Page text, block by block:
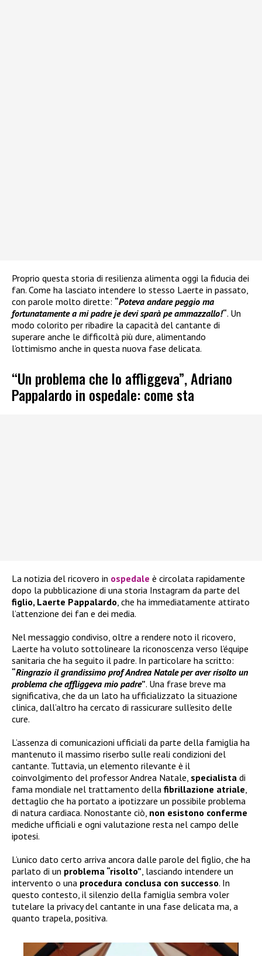
Proprio questa storia di resilienza alimenta oggi la fiducia dei
fan. Come ha lasciato intendere lo stesso Laerte in passato,
con parole molto dirette: “Poteva andare peggio ma
fortunatamente a mi padre je devi sparà pe ammazzallo!“. Un
modo colorito per ribadire la capacità del cantante di
superare anche le difficoltà più dure, alimentando
l’ottimismo anche in questa nuova fase delicata.
“Un problema che lo affliggeva”, Adriano
Pappalardo in ospedale: come sta
La notizia del ricovero in ospedale è circolata rapidamente
dopo la pubblicazione di una storia Instagram da parte del
figlio, Laerte Pappalardo , che ha immediatamente attirato
l’attenzione dei fan e dei media.
Nel messaggio condiviso, oltre a rendere noto il ricovero,
Laerte ha voluto sottolineare la riconoscenza verso l’équipe
sanitaria che ha seguito il padre. In particolare ha scritto:
“Ringrazio il grandissimo prof Andrea Natale per aver risolto un
problema che affliggeva mio padre”. Una frase breve ma
significativa, che da un lato ha ufficializzato la situazione
clinica, dall’altro ha cercato di rassicurare sull’esito delle
cure.
L’assenza di comunicazioni ufficiali da parte della famiglia ha
mantenuto il massimo riserbo sulle reali condizioni del
cantante. Tuttavia, un elemento rilevante è il
coinvolgimento del professor Andrea Natale, specialista di
fama mondiale nel trattamento della fibrillazione atriale
dettaglio che ha portato a ipotizzare un possibile problema
di natura cardiaca. Nonostante ciò, non esistono conferme
mediche ufficiali e ogni valutazione resta nel campo delle
ipotesi.
L’unico dato certo arriva ancora dalle parole del figlio, che ha
parlato di un problema “risolto” , lasciando intendere un
intervento o una procedura conclusa con successo. In
questo contesto, il silenzio della famiglia sembra voler
tutelare la privacy del cantante in una fase delicata ma, a
quanto trapela, positiva.